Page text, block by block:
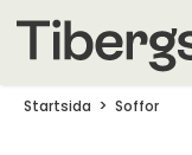
Startsida Soffor